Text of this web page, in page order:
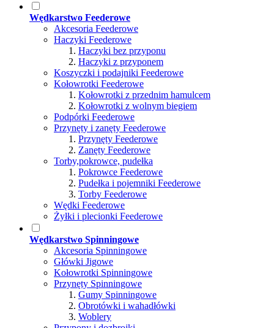
Wędkarstwo Feederowe
Akcesoria Feederowe
Haczyki Feederowe
Haczyki bez przyponu
Haczyki z przyponem
Koszyczki i podajniki Feederowe
Kołowrotki Feederowe
Kołowrotki z przednim hamulcem
Kołowrotki z wolnym biegiem
Podpórki Feederowe
Przynęty i zanęty Feederowe
Przynęty Feederowe
Zanęty Feederowe
Torby,pokrowce, pudełka
Pokrowce Feederowe
Pudełka i pojemniki Feederowe
Torby Feederowe
Wędki Feederowe
Żyłki i plecionki Feederowe
Wędkarstwo Spinningowe
Akcesoria Spinningowe
Główki Jigowe
Kołowrotki Spinningowe
Przynęty Spinningowe
Gumy Spinningowe
Obrotówki i wahadłówki
Woblery